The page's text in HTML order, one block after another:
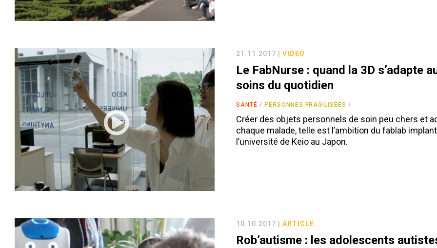
21.11.2017 |VIDEO
Le FabNurse : quand la 3D s’adapte
soins du quotidien
SANTÉ PERSONNES FRAGILISÉES
Créer des objets personnels de soin peu chers et
chaque malade, telle est l’ambition du fablab
l’université de Keio au Japon.
10.10.2017 |ARTICLE
Rob’autisme : les adolescents